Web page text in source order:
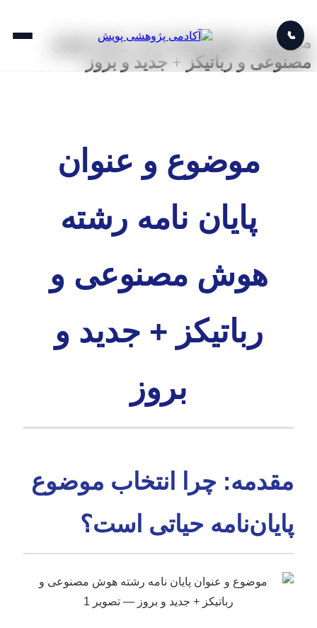
📞
موضوع و عنوان پایان نامه رشته هوش
مصنوعی و رباتیکز + جدید و بروز
موضوع و عنوان
پایان نامه رشته
هوش مصنوعی و
رباتیکز + جدید و
بروز
مقدمه: چرا انتخاب موضوع
پایان‌نامه حیاتی است؟